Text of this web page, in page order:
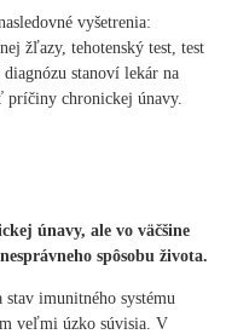
vyšetrenia:
žľazy, tehotenský test, test
stanoví lekár na
príčiny chronickej únavy.
únavy, ale vo väčšine
spôsobu života.
stav imunitného systému
veľmi úzko súvisia. V